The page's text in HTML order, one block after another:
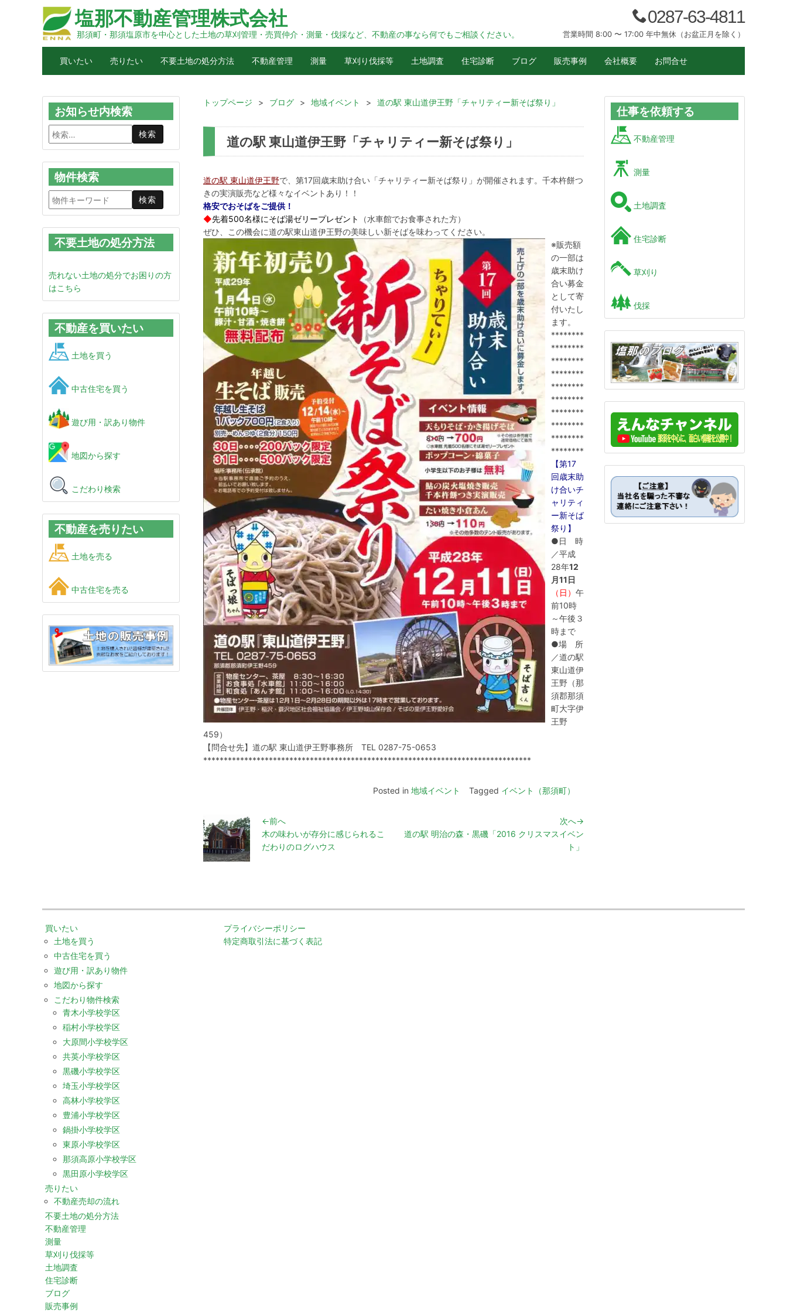
塩那不動産管理株式会社
那須町・那須塩原市を中心とした土地の草刈管理・売買仲介・測量・伐採など、不動産の事なら何でもご相談ください。
0287-63-4811
営業時間 8:00 〜 17:00 年中無休（お盆正月を除く）
買いたい 売りたい 不要土地の処分方法 不動産管理 測量 草刈り伐採等 土地調査 住宅診断 ブログ 販売事例 会社概要 お問合せ
トップページ > ブログ > 地域イベント > 道の駅 東山道伊王野「チャリティー新そば祭り」
道の駅 東山道伊王野「チャリティー新そば祭り」
道の駅 東山道伊王野で、第17回歳末助け合い「チャリティー新そば祭り」が開催されます。千本杵餅つ
きの実演販売など様々なイベントあり！！
格安でおそばをご提供！
◆先着500名様にそば湯ゼリープレゼント
（水車館でお食事された方）
ぜひ、この機会に道の駅東山道伊王野の美味しい新そばを味わってください。
※販売額
の一部は
歳末助け
合い募金
として寄
付いたし
ます。
********
********
********
********
********
********
********
********
********
********
【第17
回歳末助
け合いチ
ャリティ
ー新そば
祭り】
●日 時
／平成
28年12
月11日
（日） 午
前10時
～午後３
時まで
●場 所
／道の駅
東山道伊
王野（那
須郡那須
町大字伊
王野
459）
【問合せ先】道の駅 東山道伊王野事務所 TEL 0287-75-0653
********************************************************************************
Posted in 地域イベント Tagged イベント（那須町）
←前へ
木の味わいが存分に感じられるこ
だわりのログハウス
次へ→
道の駅 明治の森・黒磯「2016 クリスマスイベン
ト」
お知らせ内検索
物件検索
不要土地の処分方法
売れない土地の処分でお困りの方
はこちら
不動産を買いたい
土地を買う
中古住宅を買う
遊び用・訳あり物件
地図から探す
こだわり検索
不動産を売りたい
土地を売る
中古住宅を売る
仕事を依頼する
不動産管理
測量
土地調査
住宅診断
草刈り
伐採
買いたい
土地を買う
中古住宅を買う
遊び用・訳あり物件
地図から探す
こだわり物件検索
青木小学校学区
稲村小学校学区
大原間小学校学区
共英小学校学区
黒磯小学校学区
埼玉小学校学区
高林小学校学区
豊浦小学校学区
鍋掛小学校学区
東原小学校学区
那須高原小学校学区
黒田原小学校学区
売りたい
不動産売却の流れ
不要土地の処分方法
不動産管理
測量
草刈り伐採等
土地調査
住宅診断
ブログ
販売事例
プライバシーポリシー
特定商取引法に基づく表記